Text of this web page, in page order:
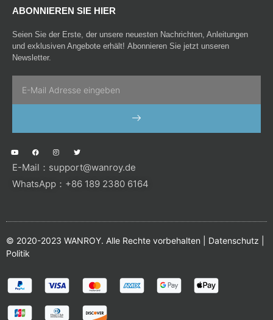
ABONNIEREN SIE HIER
Seien Sie der Erste, der unsere neuesten Nachrichten, Anleitungen
und exklusiven Angebote erhält! Abonnieren Sie jetzt unseren
Newsletter.
SENDEN
Y
o
t
b
e
F
a
e
o
o
I
n
t
g
r
T
w
t
e
r
E-Mail： support@wanroy.de
WhatsApp：+86 189 2380 6164
© 2020-2023 WANROY. Alle Rechte vorbehalten | Datenschutz
Politik